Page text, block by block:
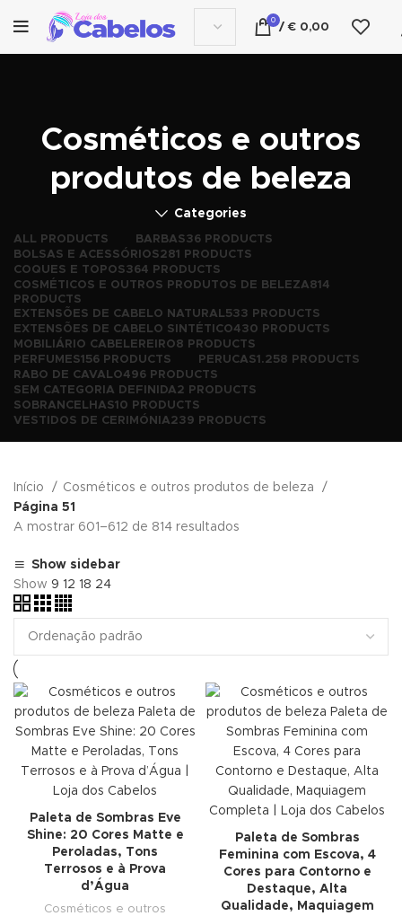
0
/ € 0,00
Cosméticos e outros
produtos de beleza
Categories
ALL PRODUCTS BARBAS36 PRODUCTS
BOLSAS E ACESSÓRIOS281 PRODUCTS
COQUES E TOPOS364 PRODUCTS
COSMÉTICOS E OUTROS PRODUTOS DE BELEZA814
PRODUCTS
EXTENSÕES DE CABELO NATURAL533 PRODUCTS
EXTENSÕES DE CABELO SINTÉTICO430 PRODUCTS
MOBILIÁRIO CABELEREIRO8 PRODUCTS
PERFUMES156 PRODUCTS PERUCAS1.258 PRODUCTS
RABO DE CAVALO496 PRODUCTS
SEM CATEGORIA DEFINIDA2 PRODUCTS
SOBRANCELHAS10 PRODUCTS
VESTIDOS DE CERIMÓNIA239 PRODUCTS
Início
Cosméticos e outros produtos de beleza
Página 51
A mostrar 601–612 de 814 resultados
Show sidebar
Show 9 12 18 24
Paleta de Sombras Eve
Shine: 20 Cores Matte e
Peroladas, Tons
Terrosos e à Prova
d’Água
Cosméticos e outros
Paleta de Sombras
Feminina com Escova, 4
Cores para Contorno e
Destaque, Alta
Qualidade, Maquiagem